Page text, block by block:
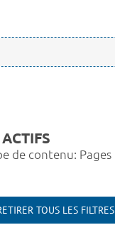
de contenu: Pages
TOUS LES FILTRES